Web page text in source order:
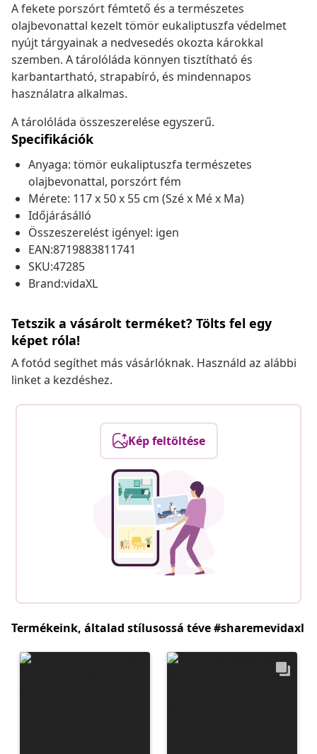
A fekete porszórt fémtető és a természetes
olajbevonattal kezelt tömör eukaliptuszfa védelmet
nyújt tárgyainak a nedvesedés okozta károkkal
szemben. A tárolóláda könnyen tisztítható és
karbantartható, strapabíró, és mindennapos
használatra alkalmas.
A tárolóláda összeszerelése egyszerű.
Specifikációk
Anyaga: tömör eukaliptuszfa természetes
olajbevonattal, porszórt fém
Mérete: 117 x 50 x 55 cm (Szé x Mé x Ma)
Időjárásálló
Összeszerelést igényel: igen
EAN:8719883811741
SKU:47285
Brand:vidaXL
Tetszik a vásárolt terméket? Tölts fel egy
képet róla!
A fotód segíthet más vásárlóknak. Használd az alábbi
linket a kezdéshez.
Kép feltöltése
Termékeink, általad stílusossá téve #sharemevidaxl